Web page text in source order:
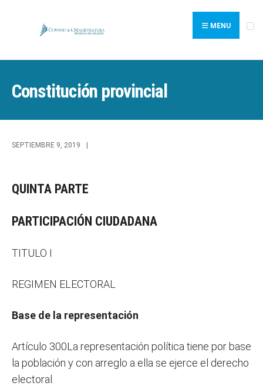
MENU
Constitución provincial
SEPTIEMBRE 9, 2019 |
QUINTA PARTE
PARTICIPACIÓN CIUDADANA
TITULO I
REGIMEN ELECTORAL
Base de la representación
Artículo 300La representación política tiene por base
la población y con arreglo a ella se ejerce el derecho
electoral.